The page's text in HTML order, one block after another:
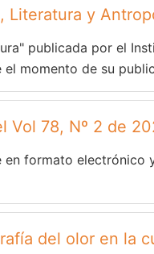
y
publicada por el
momento de su
Vol 78, Nº 2 de
formato
del olor en la